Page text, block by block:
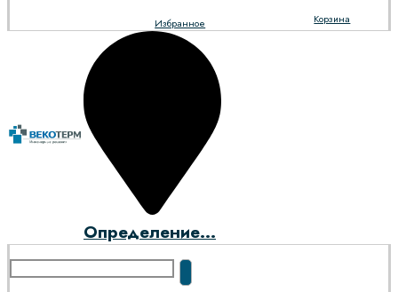
Корзина
Избранное
Определение...